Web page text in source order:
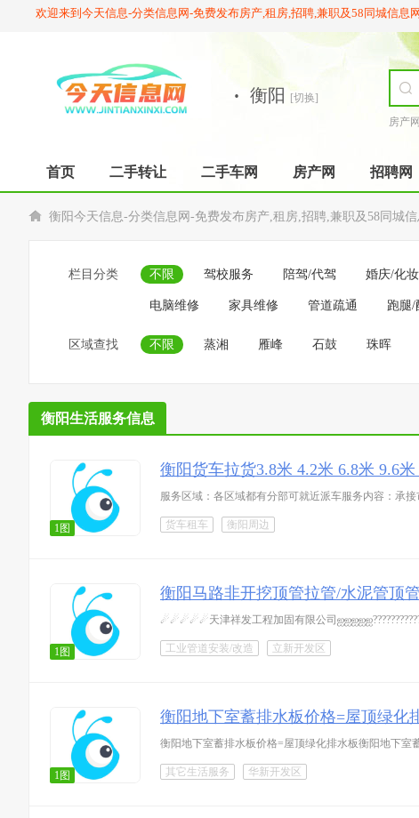
欢迎来到今天信息-分类信息网-免费发布房产,租房,招聘,兼职及58同城信息
· 衡阳
[切换]
房产网
首页 二手转让 二手车网 房产网 招聘网
衡阳今天信息-分类信息网-免费发布房产,租房,招聘,兼职及58同城信
栏目分类 不限 驾校服务 陪驾/代驾 婚庆/化妆
电脑维修 家具维修 管道疏通 跑腿/
区域查找 不限 蒸湘 雁峰 石鼓 珠晖
衡阳生活服务信息
1图
衡阳货车拉货3.8米 4.2米 6.8米 9.6米
服务区域：各区域都有分部可就近派车服务内容：承
货车租车 衡阳周边
1图
衡阳马路非开挖顶管拉管/水泥管顶管
☄☄☄☄☄天津祥发工程加固有限公司
工业管道安装/改造 立新开发区
1图
衡阳地下室蓄排水板价格=屋顶绿化
衡阳地下室蓄排水板价格=屋顶绿化排水板衡阳地下室
其它生活服务 华新开发区